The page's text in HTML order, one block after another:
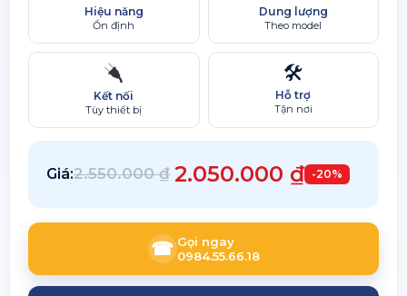
Hiệu năng
Ổn định
Dung lượng
Theo model
Kết nối
Tùy thiết bị
🛠
Hỗ trợ
Tận nơi
Giá:2.550.000₫ 2.050.000 ₫ -20%
☎ Gọi ngay
0984.55.66.18